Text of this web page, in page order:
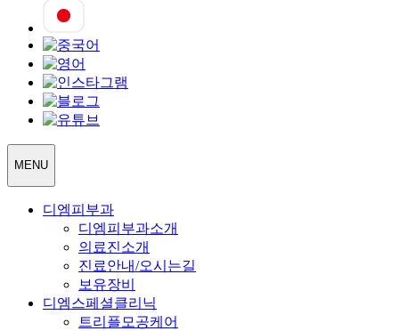
MENU
디엠피부과
디엠피부과소개
의료진소개
진료안내/오시는길
보유장비
디엠스페셜클리닉
트리플모공케어